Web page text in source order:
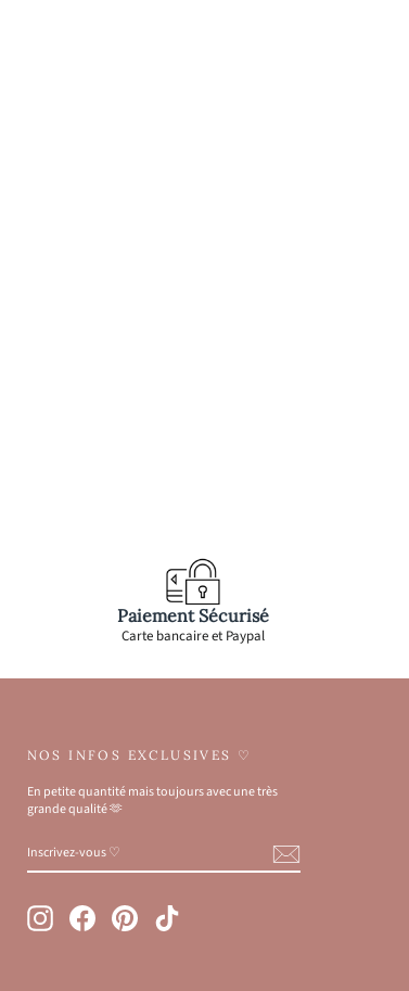
Paiement Sécurisé
Carte bancaire et Paypal
NOS INFOS EXCLUSIVES ♡
En petite quantité mais toujours avec une très
grande qualité 🫶
VOUS
♡
InstagramFacebookPinterestTikTok